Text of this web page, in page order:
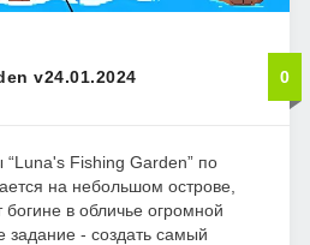
v24.01.2024 0
“Luna's Fishing Garden” по
на небольшом острове,
в обличье огромной
задание - создать самый